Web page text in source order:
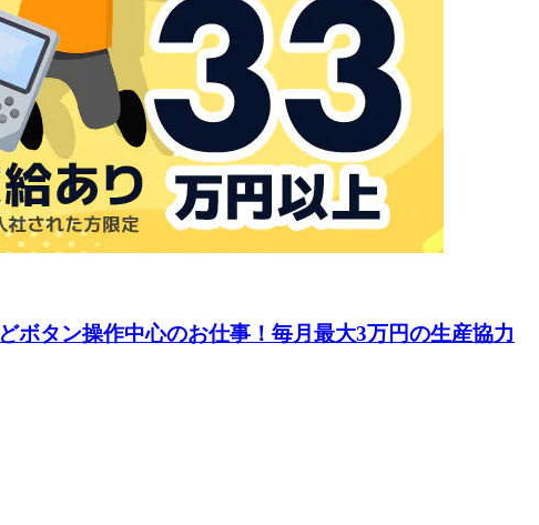
ボタン操作中心のお仕事！毎月最大3万円の生産協力